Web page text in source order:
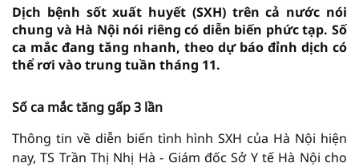
Dịch bệnh sốt xuất huyết (SXH) trên cả nước nói
chung và Hà Nội nói riêng có diễn biến phức tạp. Số
ca mắc đang tăng nhanh, theo dự báo đỉnh dịch có
thể rơi vào trung tuần tháng 11.
Số ca mắc tăng gấp 3 lần
Thông tin về diễn biến tình hình SXH của Hà Nội hiện
nay, TS Trần Thị Nhị Hà - Giám đốc Sở Y tế Hà Nội cho